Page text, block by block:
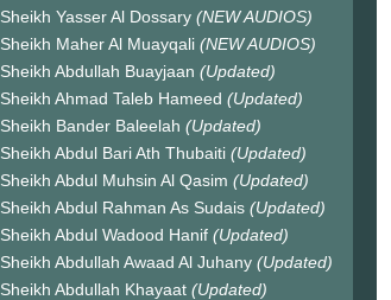
Sheikh Yasser Al Dossary (NEW AUDIOS)
Sheikh Maher Al Muayqali (NEW AUDIOS)
Sheikh Abdullah Buayjaan (Updated)
Sheikh Ahmad Taleb Hameed (Updated)
Sheikh Bander Baleelah (Updated)
Sheikh Abdul Bari Ath Thubaiti (Updated)
Sheikh Abdul Muhsin Al Qasim (Updated)
Sheikh Abdul Rahman As Sudais (Updated)
Sheikh Abdul Wadood Hanif (Updated)
Sheikh Abdullah Awaad Al Juhany (Updated)
Sheikh Abdullah Khayaat (Updated)